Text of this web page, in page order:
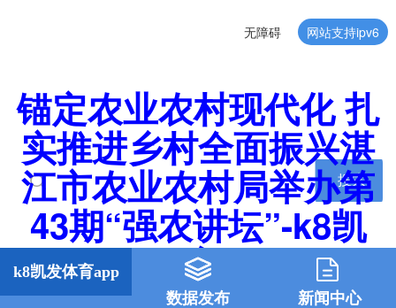
无障碍 网站支持ipv6
锚定农业农村现代化 扎
实推进乡村全面振兴湛
江市农业农村局举办第
43期“强农讲坛”-k8凯
发体育app
搜索
k8凯发体育app
数据发布
新闻中心